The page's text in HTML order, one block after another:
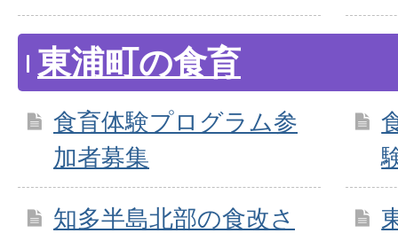
東浦町の食育
食育体験プログラム参
加者募集
知多半島北部の食改さ